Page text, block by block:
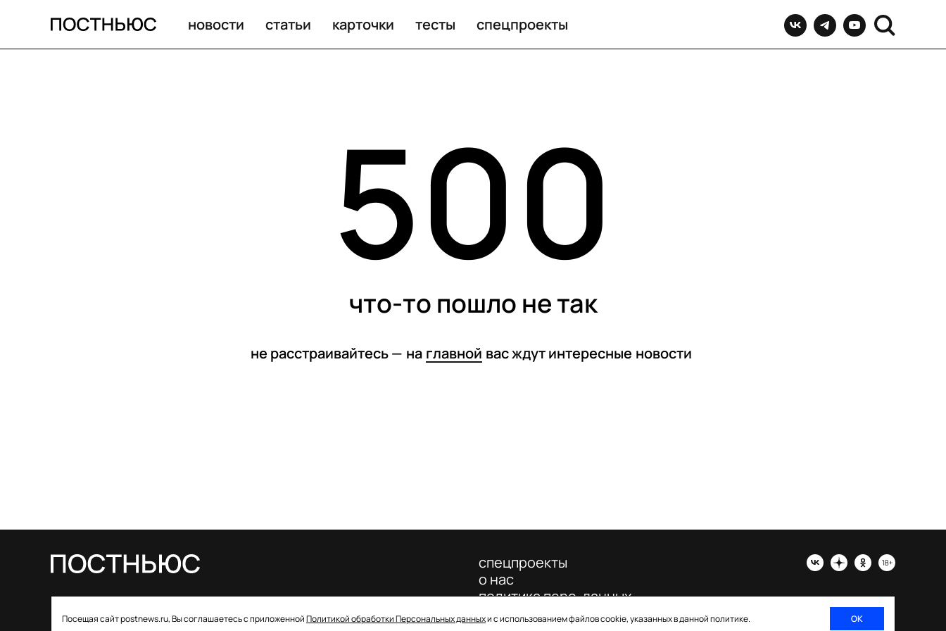
новости статьи карточки тесты спецпроекты
500
что-то пошло не так
не расстраивайтесь — на главной вас ждут интересные новости
Посещая сайт postnews.ru, Вы соглашаетесь с приложеннойПолитикой обработки Персональных данныхи с использованием файлов cookie, указанных в данной политике. ОК
о регистрации СМИ: ЭЛ № ФС 77–85757 от 22 августа
спецпроекты
о нас
политика перс. данных